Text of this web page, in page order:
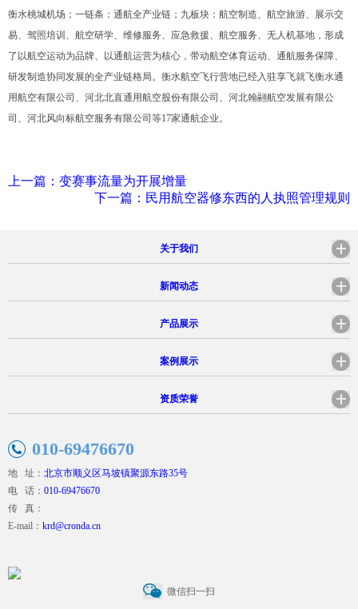
衡水桃城机场；一链条：通航全产业链；九板块：航空制造、航空旅游、展示交
易、驾照培训、航空研学、维修服务、应急救援、航空服务、无人机基地，形成
了以航空运动为品牌、以通航运营为核心，带动航空体育运动、通航服务保障、
研发制造协同发展的全产业链格局。衡水航空飞行营地已经入驻享飞就飞衡水通
用航空有限公司、河北北直通用航空股份有限公司、河北翰翮航空发展有限公
司、河北风向标航空服务有限公司等17家通航企业。
上一篇：变赛事流量为开展增量
下一篇：民用航空器修东西的人执照管理规则
关于我们
新闻动态
产品展示
案例展示
资质荣誉
010-69476670
地 址： 北京市顺义区马坡镇聚源东路35号
电 话： 010-69476670
传 真：
E-mail： krd@cronda.cn
微信扫一扫